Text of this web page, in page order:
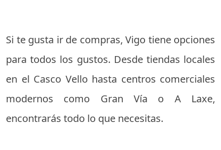
Si te gusta ir de compras, Vigo tiene opciones
para todos los gustos. Desde tiendas locales
en el Casco Vello hasta centros comerciales
modernos como Gran Vía o A Laxe,
encontrarás todo lo que necesitas.